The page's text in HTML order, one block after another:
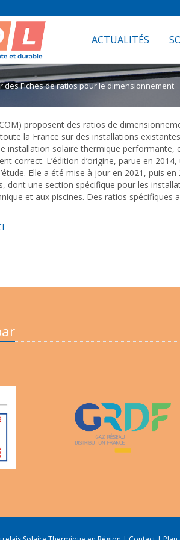
ACTUALITÉS
des Fiches de ratios pour le dimensionnement
proposent des ratios de
la France sur des installations
installation solaire thermique
correct. L’édition d’origine, parue en
Elle a été mise à jour en 2021, puis
dont une section spécifique pour les
et aux piscines. Des ratios